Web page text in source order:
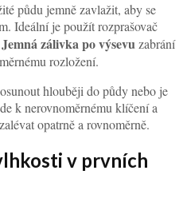
půdu jemně zavlažit, aby se
Ideální je použít rozprašovač
Jemná zálivka po výsevuzabrání
rozložení.
hlouběji do půdy nebo je
k nerovnoměrnému klíčení a
opatrně a rovnoměrně.
v prvních